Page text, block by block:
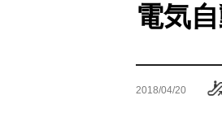
電気
2018/04/20